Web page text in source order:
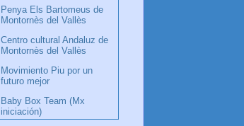
Penya Els Bartomeus de
Montornès del Vallès
Centro cultural Andaluz de
Montornès del Vallès
Movimiento Piu por un
futuro mejor
Baby Box Team (Mx
iniciación)